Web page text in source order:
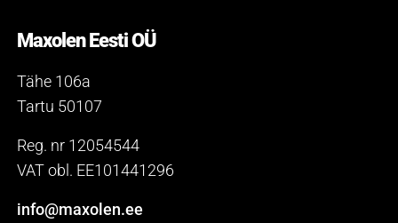
Maxolen Eesti OÜ
Tähe 106a
Tartu 50107
Reg. nr 12054544
VAT obl. EE101441296
info@maxolen.ee